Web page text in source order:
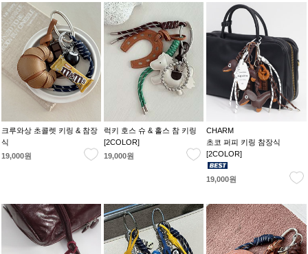
크루와상 초콜렛 키링 & 참장
식
19,000원
럭키 호스 슈 & 홀스 참 키링
[2COLOR]
19,000원
CHARM
초코 퍼피 키링 참장식
[2COLOR]
19,000원